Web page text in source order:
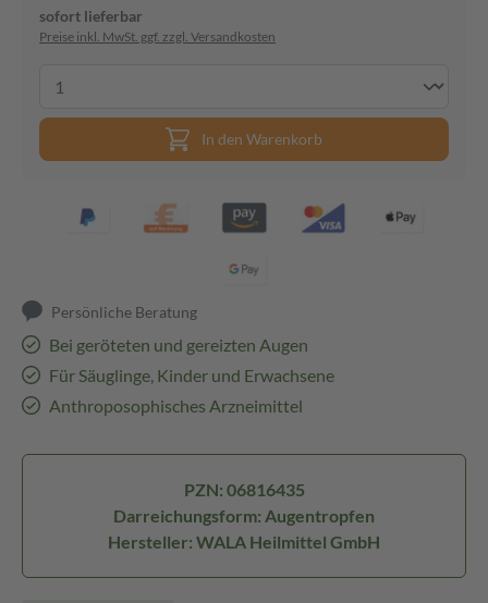
sofort lieferbar
Preise inkl. MwSt. ggf. zzgl. Versandkosten
In den Warenkorb
Persönliche Beratung
Bei geröteten und gereizten Augen
Für Säuglinge, Kinder und Erwachsene
Anthroposophisches Arzneimittel
PZN: 06816435
Darreichungsform: Augentropfen
Hersteller: WALA Heilmittel GmbH